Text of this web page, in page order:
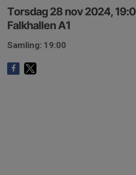
Torsdag 28 nov 2024,
Falkhallen A1
Samling: 19:00